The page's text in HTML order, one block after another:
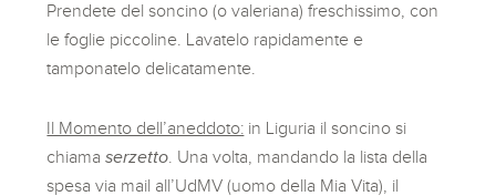
Prendete del soncino (o valeriana) freschissimo, con
le foglie piccoline. Lavatelo rapidamente e
tamponatelo delicatamente.
Il Momento dell’aneddoto: in Liguria il soncino si
chiamaserzetto . Una volta, mandando la lista della
spesa via mail all’UdMV (uomo della Mia Vita), il